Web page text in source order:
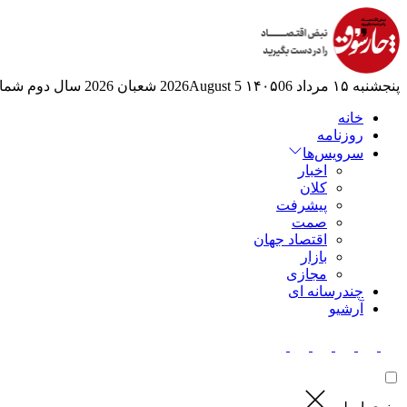
پنجشنبه ۱۵ مرداد ۱۴۰۵ 06 2026August 5 شعبان 2026 سال دوم
خانه
روزنامه
سرویس‌ها
اخبار
کلان
پیشرفت
صمت
اقتصاد جهان
بازار
مجازی
چندرسانه ای
آرشیو